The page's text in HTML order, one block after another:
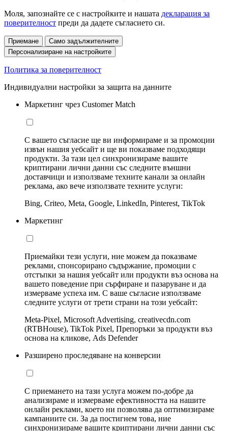
Моля, запознайте се с настройките и нашата декларация за
поверителност преди да дадете съгласието си.
Приемане
Само задължителните
Персонализиране на настройките
Политика за поверителност
Индивидуални настройки за защита на данните
Маркетинг чрез Customer Match
С вашето съгласие ще ви информираме и за промоции
извън нашия уебсайт и ще ви показваме подходящи
продукти. За тази цел синхронизираме вашите
криптирани лични данни със следните външни
доставчици и използваме техните канали за онлайн
реклама, ако вече използвате техните услуги:
Bing, Criteo, Meta, Google, LinkedIn, Pinterest, TikTok
Маркетинг
Приемайки тези услуги, ние можем да показваме
реклами, спонсорирано съдържание, промоции с
отстъпки за нашия уебсайт или продукти въз основа на
вашето поведение при сърфиране и пазаруване и да
измерваме успеха им. С ваше съгласие използваме
следните услуги от трети страни на този уебсайт:
Meta-Pixel, Microsoft Advertising, creativecdn.com
(RTBHouse), TikTok Pixel, Препоръки за продукти въз
основа на кликове, Ads Defender
Разширено проследяване на конверсии
С приемането на тази услуга можем по-добре да
анализираме и измерваме ефективността на нашите
онлайн реклами, което ни позволява да оптимизираме
кампаниите си. За да постигнем това, ние
синхронизираме вашите криптирани лични данни със